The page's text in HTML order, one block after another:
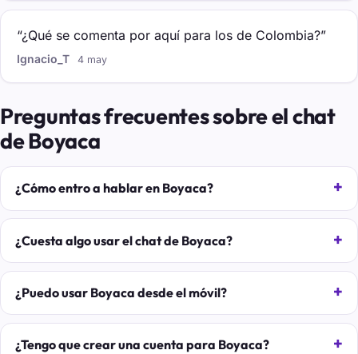
“¿Qué se comenta por aquí para los de Colombia?”
Ignacio_T 4 may
Preguntas frecuentes sobre el chat
de Boyaca
¿Cómo entro a hablar en Boyaca?
¿Cuesta algo usar el chat de Boyaca?
¿Puedo usar Boyaca desde el móvil?
¿Tengo que crear una cuenta para Boyaca?